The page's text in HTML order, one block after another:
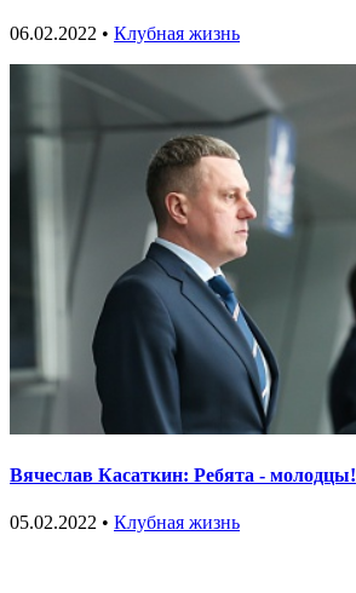
06.02.2022 • Клубная жизнь
Вячеслав Касаткин: Ребята - молодцы!
05.02.2022 • Клубная жизнь